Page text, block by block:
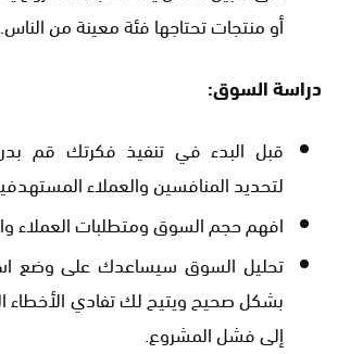
أو منتجات تحتاجها فئة معينة من الناس.
دراسة السوق:
قبل البدء في تنفيذ فكرتك قم
لتحديد المنافسين والعملاء
افهم حجم السوق ومتطلبات العملاء
تحليل السوق سيساعدك على وضع
بشكل صحيح ويتيح لك تفادي الأخطاء
إلى فشل المشروع.